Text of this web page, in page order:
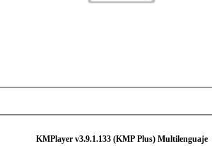
KMPlayer v3.9.1.133 (KMP Plus) Multilenguaje